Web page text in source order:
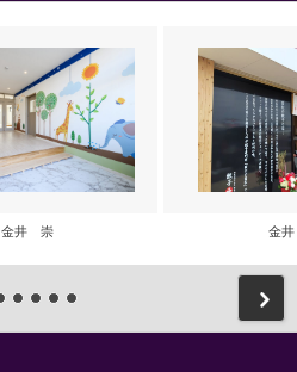
金井 崇 金